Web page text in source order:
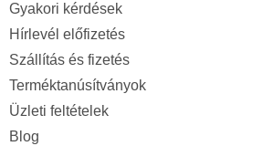
Gyakori kérdések
Hírlevél előfizetés
Szállítás és fizetés
Terméktanúsítványok
Üzleti feltételek
Blog